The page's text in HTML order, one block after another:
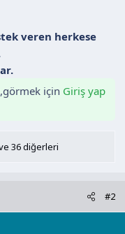
veren herkese
için Giriş yap
36 diğerleri
#2